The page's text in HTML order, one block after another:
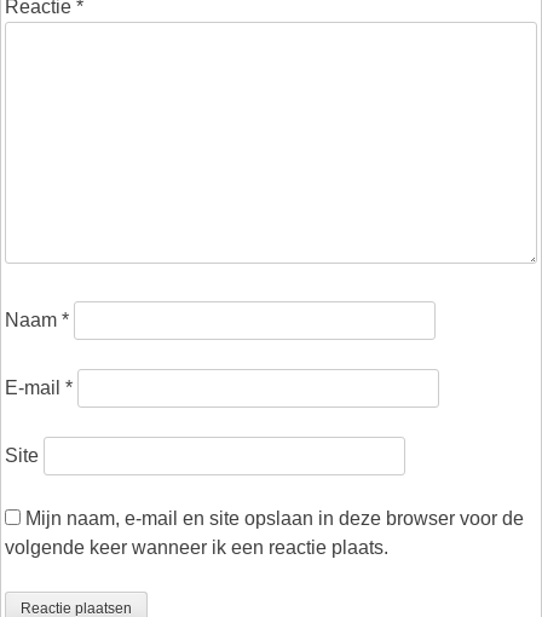
Reactie *
Naam *
E-mail *
Site
Mijn naam, e-mail en site opslaan in deze browser voor de
volgende keer wanneer ik een reactie plaats.